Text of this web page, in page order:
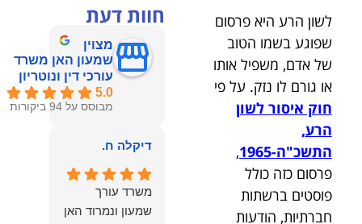
לשון הרע היא פרסום
שפוגע בשמו הטוב
של אדם, משפיל אותו
או גורם לו נזק. על פי
חוק איסור לשון
הרע,
התשכ"ה-1965
,
פרסום כזה כולל
פוסטים ברשתות
חברתיות, הודעות
חוות דעת
מצוין
שמעון האן משרד
עורכי דין ונוטריון
5.0
מבוסס על 94 ביקורות
דיקלה ח.
משרד עורך
שמעון ונמרוד האן